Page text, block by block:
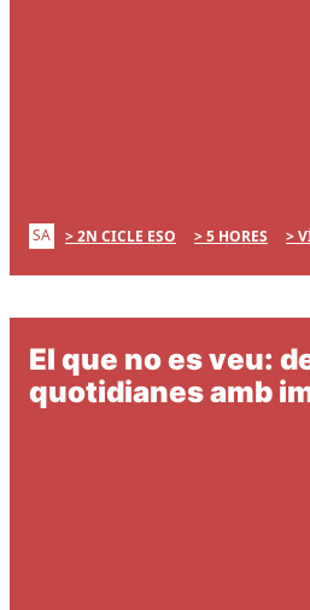
SA 2N CICLE ESO 5 HORES
El que no es veu:
quotidianes amb